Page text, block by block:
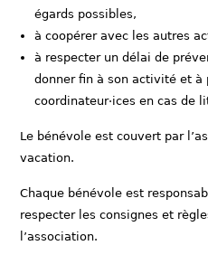
égards possibles,
à coopérer avec les autres
à respecter un délai de
donner fin à son activité et à
coordinateur·ices en cas de
Le bénévole est couvert par
vacation.
Chaque bénévole est
respecter les consignes et
l’association.